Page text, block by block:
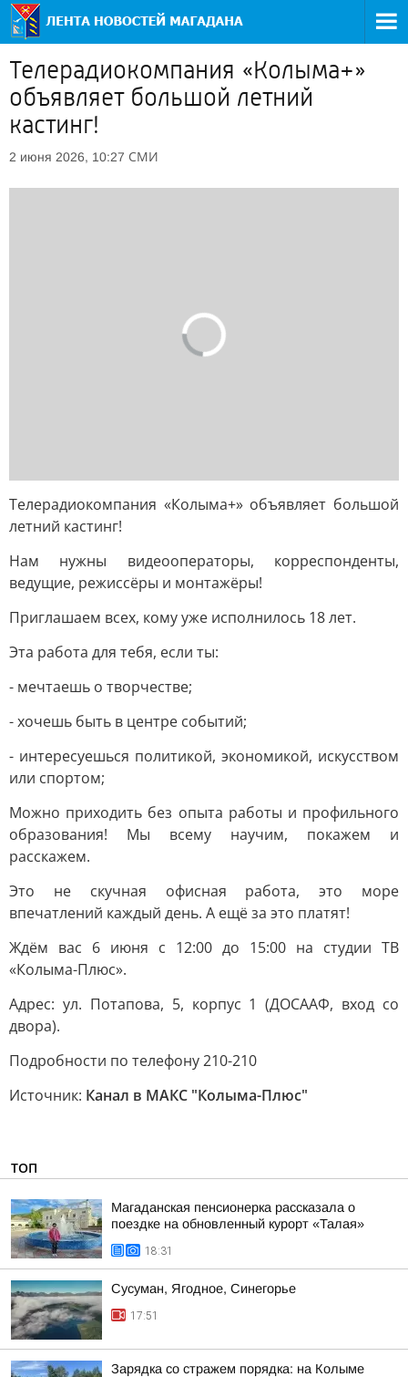
Телерадиокомпания «Колыма+»
объявляет большой летний
кастинг!
2 июня 2026, 10:27 СМИ
Телерадиокомпания «Колыма+» объявляет большой
летний кастинг!
Нам нужны видеооператоры, корреспонденты,
ведущие, режиссёры и монтажёры!
Приглашаем всех, кому уже исполнилось 18 лет.
Эта работа для тебя, если ты:
- мечтаешь о творчестве;
- хочешь быть в центре событий;
- интересуешься политикой, экономикой, искусством
или спортом;
Можно приходить без опыта работы и профильного
образования! Мы всему научим, покажем и
расскажем.
Это не скучная офисная работа, это море
впечатлений каждый день. А ещё за это платят!
Ждём вас 6 июня с 12:00 до 15:00 на студии ТВ
«Колыма-Плюс».
Адрес: ул. Потапова, 5, корпус 1 (ДОСААФ, вход со
двора).
Подробности по телефону 210-210
Источник: Канал в МАКС "Колыма-Плюс"
ТОП
Магаданская пенсионерка рассказала о
поездке на обновленный курорт «Талая»
18:31
Сусуман, Ягодное, Синегорье
17:51
Зарядка со стражем порядка: на Колыме